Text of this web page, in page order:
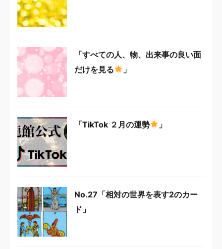
「すべての人、物、出来事の良い面
だけを見る
」
「TikTok ２月の運勢 」
No.27「相対の世界を表す2のカー
ド」